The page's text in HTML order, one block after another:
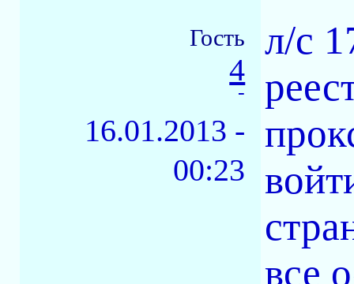
Гость
4
-
16.01.2013 -
00:23
л/с
все